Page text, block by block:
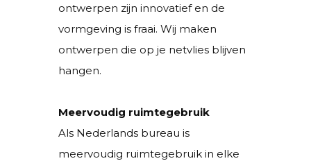
ontwerpen zijn innovatief en de
vormgeving is fraai. Wij maken
ontwerpen die op je netvlies blijven
hangen.
Meervoudig ruimtegebruik
Als Nederlands bureau is
meervoudig ruimtegebruik in elke